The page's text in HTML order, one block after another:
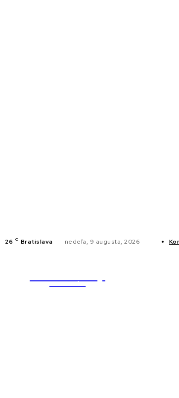
26 C Bratislava nedeľa, 9 augusta, 2026